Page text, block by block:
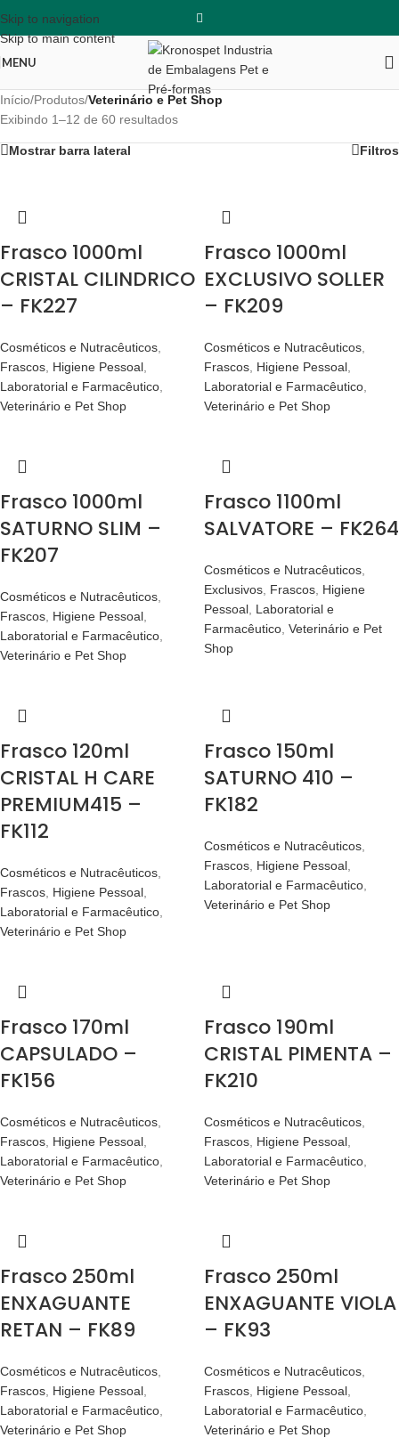
Skip to navigation
Skip to main content
MENU
Início/Produtos/Veterinário e Pet Shop
Exibindo 1–12 de 60 resultados
Mostrar barra lateral Filtros
Frasco 1000ml
CRISTAL CILINDRICO
– FK227
Cosméticos e Nutracêuticos
Frascos Higiene Pessoal
Laboratorial e Farmacêutico
Veterinário e Pet Shop
Frasco 1000ml
EXCLUSIVO SOLLER
– FK209
Cosméticos e Nutracêuticos
Frascos Higiene Pessoal
Laboratorial e Farmacêutico
Veterinário e Pet Shop
Frasco 1000ml
SATURNO SLIM –
FK207
Cosméticos e Nutracêuticos
Frascos Higiene Pessoal
Laboratorial e Farmacêutico
Veterinário e Pet Shop
Frasco 1100ml
SALVATORE – FK264
Cosméticos e Nutracêuticos
Exclusivos Frascos Higiene
Pessoal Laboratorial e
Farmacêutico Veterinário e Pet
Shop
Frasco 120ml
CRISTAL H CARE
PREMIUM415 –
FK112
Cosméticos e Nutracêuticos
Frascos Higiene Pessoal
Laboratorial e Farmacêutico
Veterinário e Pet Shop
Frasco 150ml
SATURNO 410 –
FK182
Cosméticos e Nutracêuticos
Frascos Higiene Pessoal
Laboratorial e Farmacêutico
Veterinário e Pet Shop
Frasco 170ml
CAPSULADO –
FK156
Cosméticos e Nutracêuticos
Frascos Higiene Pessoal
Laboratorial e Farmacêutico
Veterinário e Pet Shop
Frasco 190ml
CRISTAL PIMENTA –
FK210
Cosméticos e Nutracêuticos
Frascos Higiene Pessoal
Laboratorial e Farmacêutico
Veterinário e Pet Shop
Frasco 250ml
ENXAGUANTE
RETAN – FK89
Cosméticos e Nutracêuticos
Frascos Higiene Pessoal
Laboratorial e Farmacêutico
Veterinário e Pet Shop
Frasco 250ml
ENXAGUANTE VIOLA
– FK93
Cosméticos e Nutracêuticos
Frascos Higiene Pessoal
Laboratorial e Farmacêutico
Veterinário e Pet Shop